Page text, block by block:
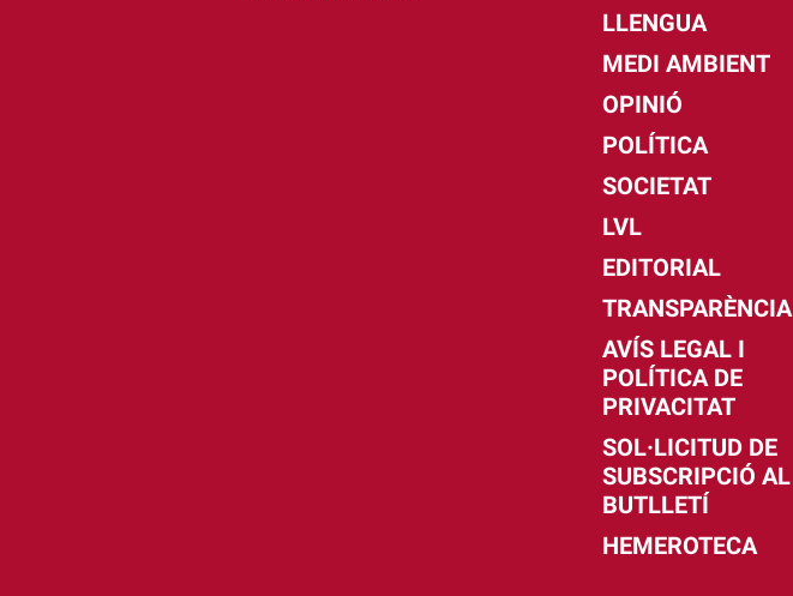
LLENGUA
MEDI AMBIENT
OPINIÓ
POLÍTICA
SOCIETAT
LVL
EDITORIAL
TRANSPARÈNCIA
AVÍS LEGAL I
POLÍTICA DE
PRIVACITAT
SOL·LICITUD DE
SUBSCRIPCIÓ AL
BUTLLETÍ
HEMEROTECA